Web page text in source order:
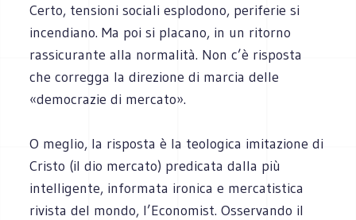
Certo, tensioni sociali esplodono, periferie si
incendiano. Ma poi si placano, in un ritorno
rassicurante alla normalità. Non c’è risposta
che corregga la direzione di marcia delle
«democrazie di mercato».
O meglio, la risposta è la teologica imitazione di
Cristo (il dio mercato) predicata dalla più
intelligente, informata ironica e mercatistica
rivista del mondo, l’Economist. Osservando il